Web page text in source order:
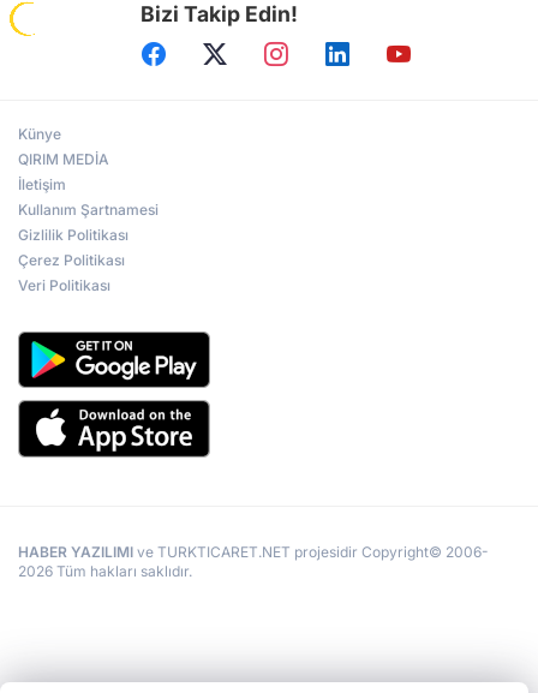
Bizi Takip Edin!
Künye
QIRIM MEDİA
İletişim
Kullanım Şartnamesi
Gizlilik Politikası
Çerez Politikası
Veri Politikası
HABER YAZILIMI ve TURKTICARET.NET projesidir Copyright© 2006-
2026 Tüm hakları saklıdır.